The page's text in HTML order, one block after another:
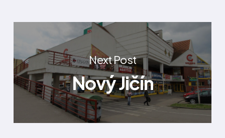
Next Post
Nový Jičín